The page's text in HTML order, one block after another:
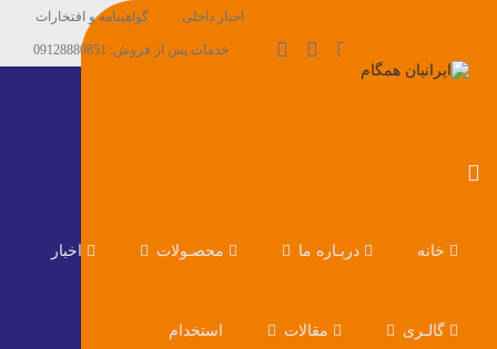
اخبار داخلی گواهینامه و افتخارات
خدمات پس از فروش: 09128880851
خانه دربـاره ما محصـولات اخبار
گالـری مقالات استخدام